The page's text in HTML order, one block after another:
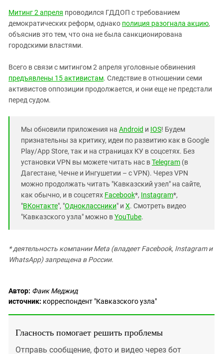
Митинг 2 апреля проводился ГДДОП с требованием
демократических реформ, однако полиция разогнала акцию,
объяснив это тем, что она не была санкционирована
городскими властями.
Всего в связи с митингом 2 апреля уголовные обвинения
предъявлены 15 активистам. Следствие в отношении семи
активистов оппозиции продолжается, и они еще не предстали
перед судом.
Мы обновили приложения на Android и IOS! Будем
признательны за критику, идеи по развитию как в Google
Play/App Store, так и на страницах КУ в соцсетях. Без
установки VPN вы можете читать нас вTelegram (в
Дагестане, Чечне и Ингушетии – с VPN). Через VPN
можно продолжать читать "Кавказский узел" на сайте,
как обычно, и в соцсетях Facebook*, Instagram*,
"ВКонтакте", "Одноклассники" и X. Смотреть видео
"Кавказского узла" можно вYouTube.
* деятельность компании Meta (владеет Facebook, Instagram и
WhatsApp) запрещена в России.
Автор: Фаик Меджид
источник: корреспондент "Кавказского узла"
Гласность помогает решить проблемы
Отправь сообщение, фото и видео через бот